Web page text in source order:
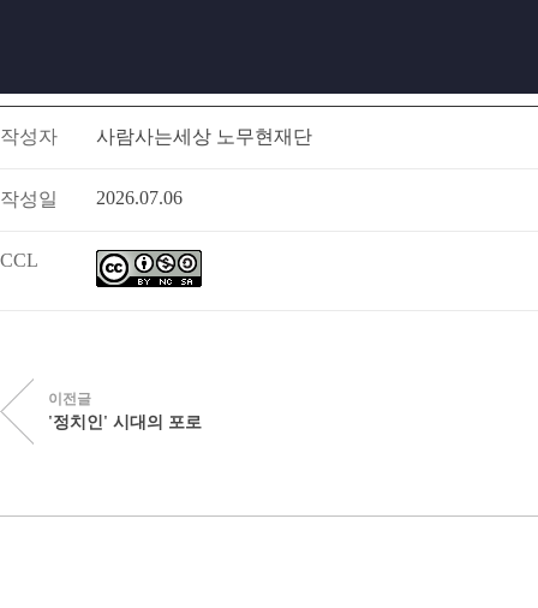
작성자 사람사는세상 노무현재단
작성일 2026.07.06
CCL
이전글
'정치인' 시대의 포로